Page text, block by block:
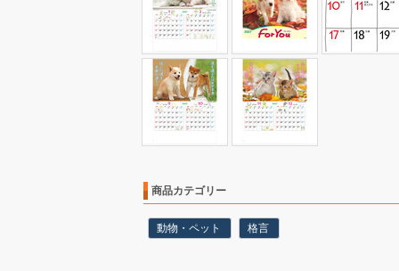
商品カテゴリー
動物・ペット 格言